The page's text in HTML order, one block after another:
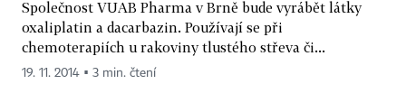
Společnost VUAB Pharma v Brně bude vyrábět látky
oxaliplatin a dacarbazin. Používají se při
chemoterapiích u rakoviny tlustého střeva či...
19. 11. 2014 ▪ 3 min. čtení